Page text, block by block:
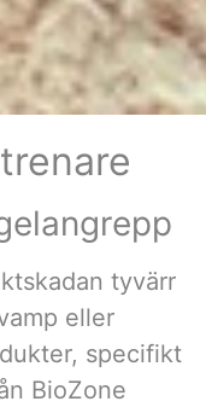
tyvärr
eller
specifikt
BioZone